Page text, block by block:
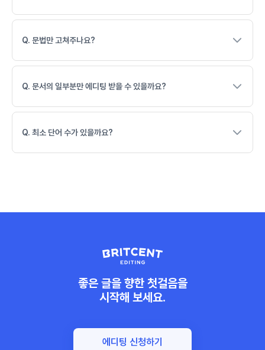
Q. 문법만 고쳐주나요?
Q. 문서의 일부분만 에디팅 받을 수 있을까요?
Q. 최소 단어 수가 있을까요?
좋은 글을 향한 첫걸음을
시작해 보세요.
에디팅 신청하기